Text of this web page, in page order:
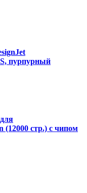
пурпурный
(12000 стр.) с чипом